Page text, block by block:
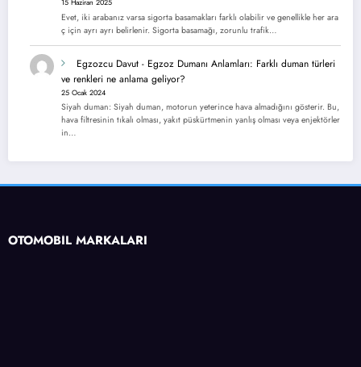
Evet, iki arabanız varsa sigorta basamakları farklı olabilir ve genellikle her ara
ç için ayrı ayrı belirlenir. Sigorta basamağı, zorunlu trafik…
Egzozcu Davut - Egzoz Dumanı Anlamları: Farklı duman türleri
ve renkleri ne anlama geliyor?
25 Ocak 2024
Siyah duman: Siyah duman, motorun yeterince hava almadığını gösterir. Bu,
hava filtresinin tıkalı olması, yakıt püskürtmenin yanlış olması veya enjektörler
in…
OTOMOBİL MARKALARI